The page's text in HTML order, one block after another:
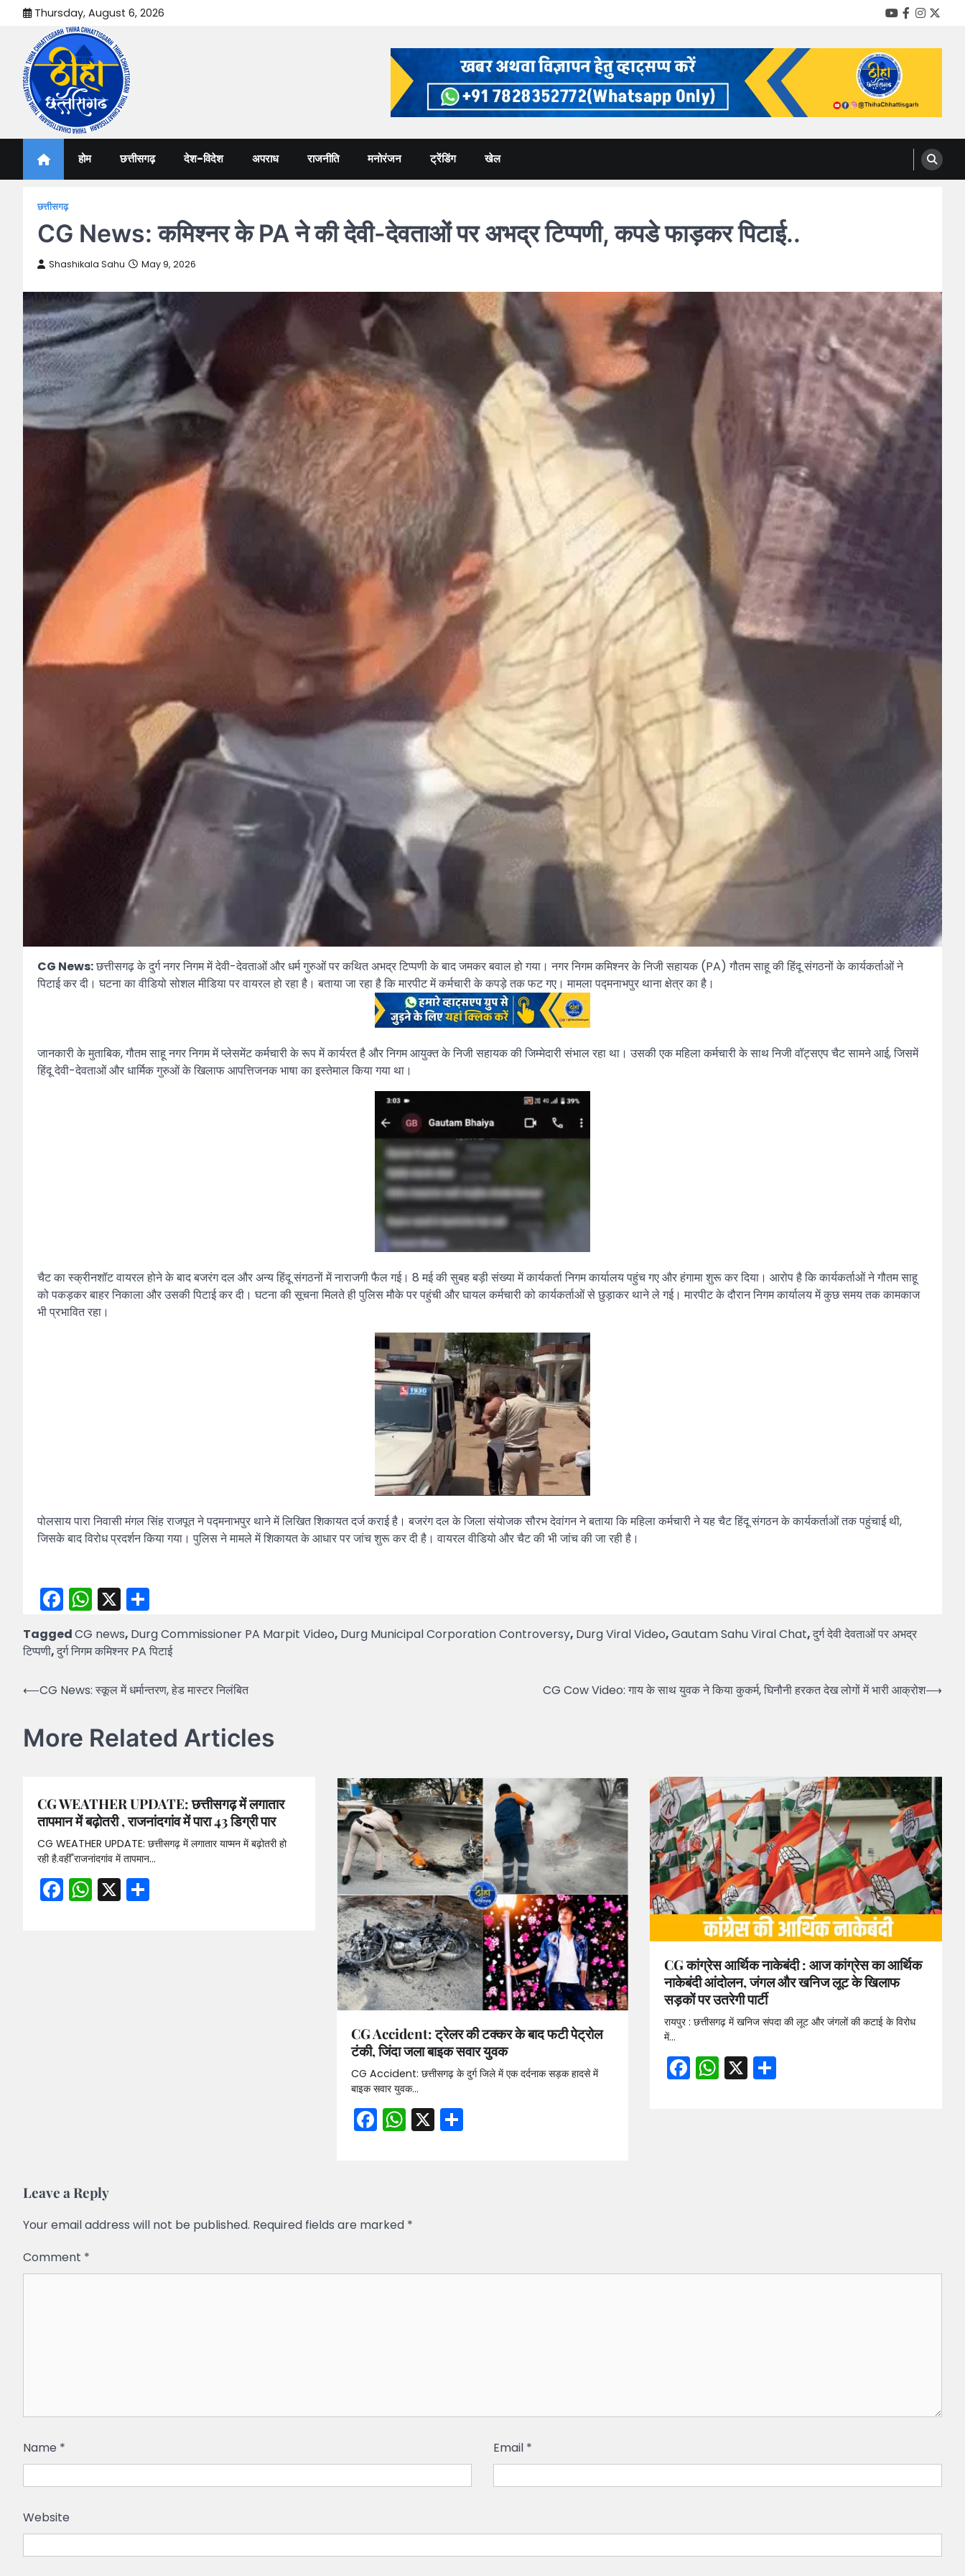
content
Thursday, August 6, 2026 YouTube
Facebook
Thiha Chhattisgarh
होम छत्तीसगढ़ देश-विदेश अपराध राजनीति मनोरंजन ट्रेंडिंग खेल
छत्तीसगढ़
CG News: कमिश्नर के PA ने की देवी-देवताओं पर अभद्र टिप्पणी, कपडे फाड़कर पिटाई..
Shashikala Sahu May 9, 2026
CG News:छत्तीसगढ़ के दुर्ग नगर निगम में देवी-देवताओं और धर्म गुरुओं पर कथित अभद्र टिप्पणी के बाद जमकर बवाल हो गया। नगर निगम कमिश्नर के निजी सहायक (PA) गौतम साहू की हिंदू संगठनों के कार्यकर्ताओं ने
पिटाई कर दी। घटना का वीडियो सोशल मीडिया पर वायरल हो रहा है। बताया जा रहा है कि मारपीट में कर्मचारी के कपड़े तक फट गए। मामला पद्मनाभपुर थाना क्षेत्र का है।
जानकारी के मुताबिक, गौतम साहू नगर निगम में प्लेसमेंट कर्मचारी के रूप में कार्यरत है और निगम आयुक्त के निजी सहायक की जिम्मेदारी संभाल रहा था। उसकी एक महिला कर्मचारी के साथ निजी वॉट्सएप चैट सामने आई, जिसमें
हिंदू देवी-देवताओं और धार्मिक गुरुओं के खिलाफ आपत्तिजनक भाषा का इस्तेमाल किया गया था।
चैट का स्क्रीनशॉट वायरल होने के बाद बजरंग दल और अन्य हिंदू संगठनों में नाराजगी फैल गई। 8 मई की सुबह बड़ी संख्या में कार्यकर्ता निगम कार्यालय पहुंच गए और हंगामा शुरू कर दिया। आरोप है कि कार्यकर्ताओं ने गौतम साहू
को पकड़कर बाहर निकाला और उसकी पिटाई कर दी। घटना की सूचना मिलते ही पुलिस मौके पर पहुंची और घायल कर्मचारी को कार्यकर्ताओं से छुड़ाकर थाने ले गई। मारपीट के दौरान निगम कार्यालय में कुछ समय तक कामकाज
भी प्रभावित रहा।
पोलसाय पारा निवासी मंगल सिंह राजपूत ने पद्मनाभपुर थाने में लिखित शिकायत दर्ज कराई है। बजरंग दल के जिला संयोजक सौरभ देवांगन ने बताया कि महिला कर्मचारी ने यह चैट हिंदू संगठन के कार्यकर्ताओं तक पहुंचाई थी,
जिसके बाद विरोध प्रदर्शन किया गया। पुलिस ने मामले में शिकायत के आधार पर जांच शुरू कर दी है। वायरल वीडियो और चैट की भी जांच की जा रही है।
Facebook
WhatsApp
X
TaggedCG news, Durg Commissioner PA Marpit Video, Durg Municipal Corporation Controversy, Durg Viral Video,Gautam Sahu Viral Chat,दुर्ग देवी देवताओं पर अभद्र
टिप्पणी,दुर्ग निगम कमिश्नर PA पिटाई
Post
⟵CG News: स्कूल में धर्मान्तरण, हेड मास्टर निलंबित CG Cow Video: गाय के साथ युवक ने किया कुकर्म, घिनौनी हरकत देख लोगों में भारी आक्रोश⟶
More Related Articles
CG WEATHER UPDATE: छत्तीसगढ़ में लगातार
तापमान में बढ़ोतरी , राजनांदगांव में पारा 43 डिग्री पार
CG WEATHER UPDATE: छत्तीसगढ़ में लगातार याप्मन में बढ़ोतरी हो
रही है.वहीँ राजनांदगांव में तापमान…
Facebook
WhatsApp
X
CG Accident: ट्रेलर की टक्कर के बाद फटी पेट्रोल
टंकी, जिंदा जला बाइक सवार युवक
CG Accident: छत्तीसगढ़ के दुर्ग जिले में एक दर्दनाक सड़क हादसे में
बाइक सवार युवक…
Facebook
WhatsApp
X Share
CG कांग्रेस आर्थिक नाकेबंदी : आज कांग्रेस का आर्थिक
नाकेबंदी आंदोलन, जंगल और खनिज लूट के खिलाफ
सड़कों पर उतरेगी पार्टी
रायपुर : छत्तीसगढ़ में खनिज संपदा की लूट और जंगलों की कटाई के विरोध
में…
Facebook
WhatsApp
X
Leave a Reply
Your email address will not be published. Required fields are marked *
Comment *
Name * Email *
Website